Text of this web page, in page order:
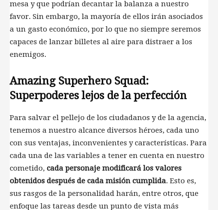
mesa y que podrían decantar la balanza a nuestro
favor. Sin embargo, la mayoría de ellos irán asociados
a un gasto económico, por lo que no siempre seremos
capaces de lanzar billetes al aire para distraer a los
enemigos.
Amazing Superhero Squad:
Superpoderes lejos de la perfección
Para salvar el pellejo de los ciudadanos y de la agencia,
tenemos a nuestro alcance diversos héroes, cada uno
con sus ventajas, inconvenientes y características. Para
cada una de las variables a tener en cuenta en nuestro
cometido, cada personaje modificará los valores
obtenidos después de cada misión cumplida. Esto es,
sus rasgos de la personalidad harán, entre otros, que
enfoque las tareas desde un punto de vista más